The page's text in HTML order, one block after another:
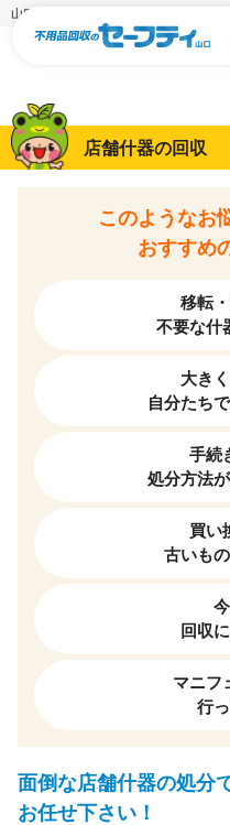
山口の店舗什器回収業者
店舗什器の回収
このようなお
おすすめ
移転
不要な什
大き
自分たち
手続
処分方法
買い
古いも
回収
マニフ
行
面倒な店舗什器の処分
お任せ下さい！